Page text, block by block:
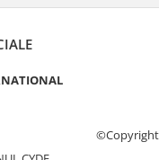
©Copyright